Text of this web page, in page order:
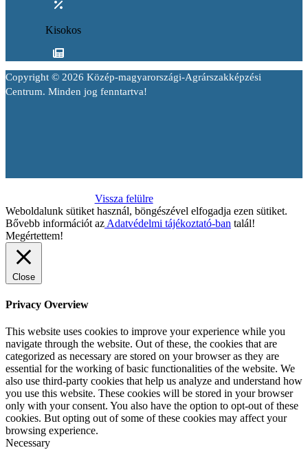
Kisokos
Copyright © 2026 Közép-magyarországi-Agrárszakképzési
Centrum. Minden jog fenntartva!
Vissza felülre
Weboldalunk sütiket használ, böngészével elfogadja ezen sütiket.
Bővebb információt az Adatvédelmi tájékoztató-ban talál!
Megértettem!
Close
Privacy Overview
This website uses cookies to improve your experience while you
navigate through the website. Out of these, the cookies that are
categorized as necessary are stored on your browser as they are
essential for the working of basic functionalities of the website. We
also use third-party cookies that help us analyze and understand how
you use this website. These cookies will be stored in your browser
only with your consent. You also have the option to opt-out of these
cookies. But opting out of some of these cookies may affect your
browsing experience.
Necessary